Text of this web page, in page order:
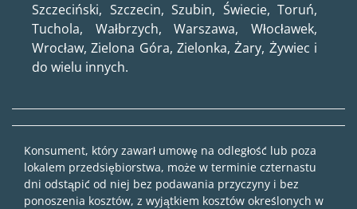
Szczeciński, Szczecin, Szubin, Świecie, Toruń,
Tuchola, Wałbrzych, Warszawa, Włocławek,
Wrocław, Zielona Góra, Zielonka, Żary, Żywiec i
do wielu innych.
Konsument, który zawarł umowę na odległość lub poza
lokalem przedsiębiorstwa, może w terminie czternastu
dni odstąpić od niej bez podawania przyczyny i bez
ponoszenia kosztów, z wyjątkiem kosztów określonych w